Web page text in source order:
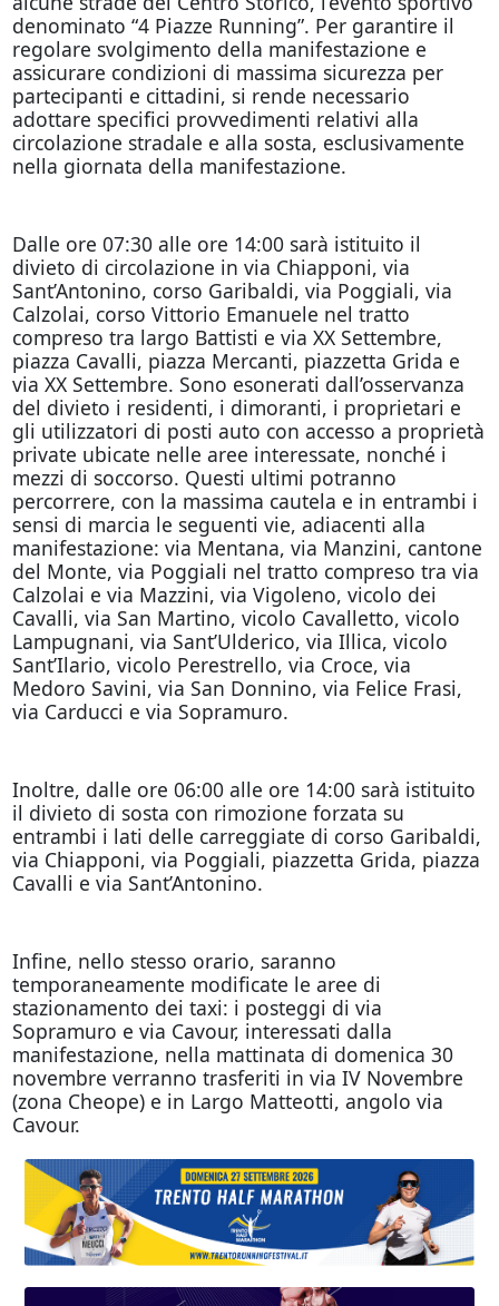
denominato “4 Piazze Running”. Per garantire il
regolare svolgimento della manifestazione e
assicurare condizioni di massima sicurezza per
partecipanti e cittadini, si rende necessario
adottare specifici provvedimenti relativi alla
circolazione stradale e alla sosta, esclusivamente
nella giornata della manifestazione.
Dalle ore 07:30 alle ore 14:00 sarà istituito il
divieto di circolazione in via Chiapponi, via
Sant’Antonino, corso Garibaldi, via Poggiali, via
Calzolai, corso Vittorio Emanuele nel tratto
compreso tra largo Battisti e via XX Settembre,
piazza Cavalli, piazza Mercanti, piazzetta Grida e
via XX Settembre. Sono esonerati dall’osservanza
del divieto i residenti, i dimoranti, i proprietari e
gli utilizzatori di posti auto con accesso a proprietà
private ubicate nelle aree interessate, nonché i
mezzi di soccorso. Questi ultimi potranno
percorrere, con la massima cautela e in entrambi i
sensi di marcia le seguenti vie, adiacenti alla
manifestazione: via Mentana, via Manzini, cantone
del Monte, via Poggiali nel tratto compreso tra via
Calzolai e via Mazzini, via Vigoleno, vicolo dei
Cavalli, via San Martino, vicolo Cavalletto, vicolo
Lampugnani, via Sant’Ulderico, via Illica, vicolo
Sant’Ilario, vicolo Perestrello, via Croce, via
Medoro Savini, via San Donnino, via Felice Frasi,
via Carducci e via Sopramuro.
Inoltre, dalle ore 06:00 alle ore 14:00 sarà istituito
il divieto di sosta con rimozione forzata su
entrambi i lati delle carreggiate di corso Garibaldi,
via Chiapponi, via Poggiali, piazzetta Grida, piazza
Cavalli e via Sant’Antonino.
Infine, nello stesso orario, saranno
temporaneamente modificate le aree di
stazionamento dei taxi: i posteggi di via
Sopramuro e via Cavour, interessati dalla
manifestazione, nella mattinata di domenica 30
novembre verranno trasferiti in via IV Novembre
(zona Cheope) e in Largo Matteotti, angolo via
Cavour.